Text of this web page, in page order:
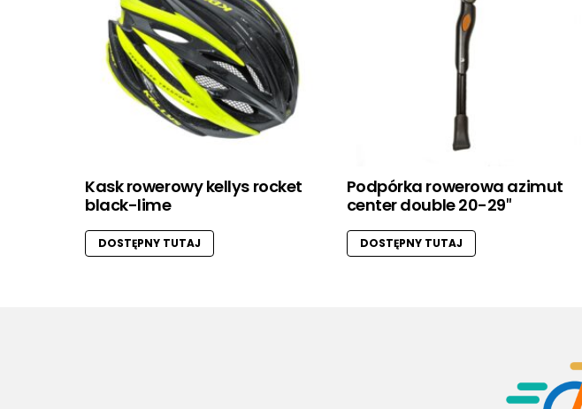
Kask rowerowy kellys rocket
black-lime
DOSTĘPNY TUTAJ
Podpórka rowerowa azimut
center double 20-29″
DOSTĘPNY TUTAJ